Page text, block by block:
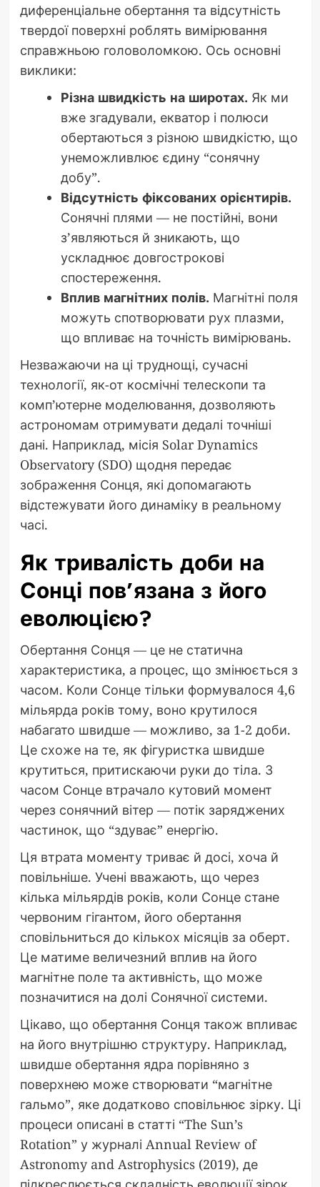
диференціальне обертання та відсутність
твердої поверхні роблять вимірювання
справжньою головоломкою. Ось основні
виклики:
Різна швидкість на широтах. Як ми
вже згадували, екватор і полюси
обертаються з різною швидкістю, що
унеможливлює єдину “сонячну
добу”.
Відсутність фіксованих орієнтирів.
Сонячні плями — не постійні, вони
з’являються й зникають, що
ускладнює довгострокові
спостереження.
Вплив магнітних полів. Магнітні поля
можуть спотворювати рух плазми,
що впливає на точність вимірювань.
Незважаючи на ці труднощі, сучасні
технології, як-от космічні телескопи та
комп’ютерне моделювання, дозволяють
астрономам отримувати дедалі точніші
дані. Наприклад, місія Solar Dynamics
Observatory (SDO) щодня передає
зображення Сонця, які допомагають
відстежувати його динаміку в реальному
часі.
Як тривалість доби на
Сонці пов’язана з його
еволюцією?
Обертання Сонця — це не статична
характеристика, а процес, що змінюється з
часом. Коли Сонце тільки формувалося 4,6
мільярда років тому, воно крутилося
набагато швидше — можливо, за 1-2 доби.
Це схоже на те, як фігуристка швидше
крутиться, притискаючи руки до тіла. З
часом Сонце втрачало кутовий момент
через сонячний вітер — потік заряджених
частинок, що “здуває” енергію.
Ця втрата моменту триває й досі, хоча й
повільніше. Учені вважають, що через
кілька мільярдів років, коли Сонце стане
червоним гігантом, його обертання
сповільниться до кількох місяців за оберт.
Це матиме величезний вплив на його
магнітне поле та активність, що може
позначитися на долі Сонячної системи.
Цікаво, що обертання Сонця також впливає
на його внутрішню структуру. Наприклад,
швидше обертання ядра порівняно з
поверхнею може створювати “магнітне
гальмо”, яке додатково сповільнює зірку. Ці
процеси описані в статті “The Sun’s
Rotation” у журналі Annual Review of
Astronomy and Astrophysics (2019), де